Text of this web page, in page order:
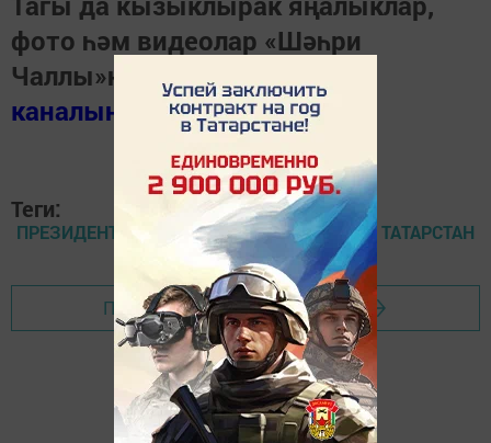
фото һәм видеолар «Шәһри
Чаллы»ныңMAX
каналында
(язылыгыз).
Теги:
ПРЕЗИДЕНТ ПУТИН МИННИХАНОВ РОССИЯ ТАТАРСТАН
Перейти на страницу новости